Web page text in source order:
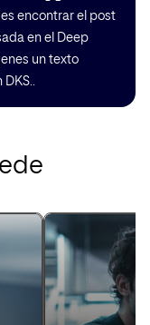
encontrar el post
en el Deep
un texto